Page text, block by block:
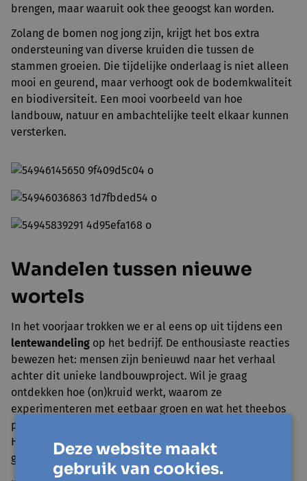
brengen, maar waaruit ook thee geoogst kan worden.
Zolang de bomen nog jong zijn, krijgt het bos extra
ondersteuning van diverse kruiden die tussen de
stammen groeien. Die tijdelijke onderlaag is niet alleen
mooi en geurend, maar verhoogt ook de bodemkwaliteit
en biodiversiteit. Een mooi voorbeeld van hoe
landbouw, natuur en ambachtelijke teelt elkaar kunnen
versterken.
Wandelen tussen nieuwe
wortels
In het voorjaar trokken we er al eens op uit tijdens een
lentewandeling op het bedrijf. De enthousiaste reacties
bewezen het: mensen zijn benieuwd naar het verhaal
achter dit unieke landbouwproject. Wil je graag
ontdekken hoe (on)kruid werkt, waarom ze
experimenteren met eetbaar groen en wat het theebos
precies zo bijzonder maakt?
Houd zeker onze
activiteitenkalender
in het oog: dan
gaan we opnieuw samen op pad.
Deze website maakt
gebruik van cookies.